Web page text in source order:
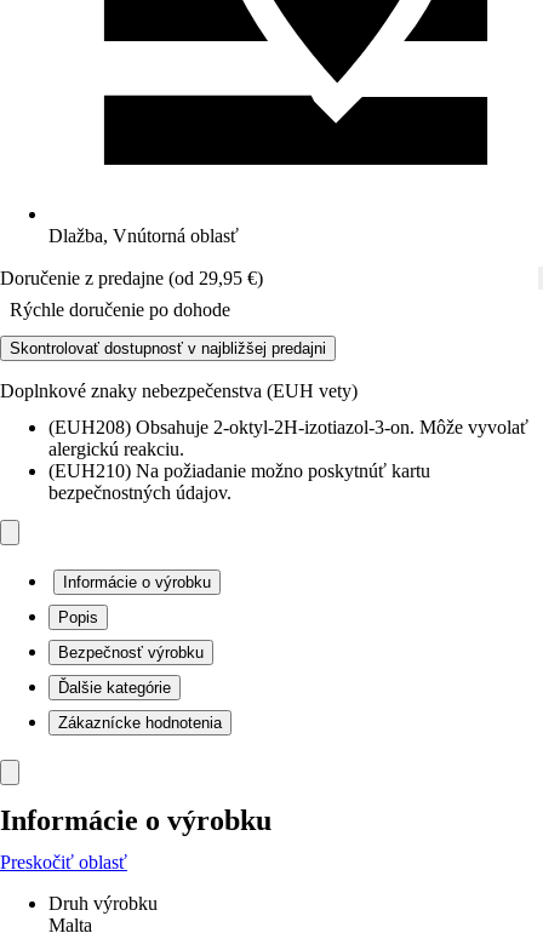
Dlažba, Vnútorná oblasť
Doručenie z predajne (od 29,95 €)
Rýchle doručenie po dohode
Skontrolovať dostupnosť v najbližšej predajni
Doplnkové znaky nebezpečenstva (EUH vety)
(EUH208) Obsahuje 2-oktyl-2H-izotiazol-3-on. Môže vyvolať
alergickú reakciu.
(EUH210) Na požiadanie možno poskytnúť kartu
bezpečnostných údajov.
Informácie o výrobku
Popis
Bezpečnosť výrobku
Ďalšie kategórie
Zákaznícke hodnotenia
Informácie o výrobku
Preskočiť oblasť
Druh výrobku
Malta